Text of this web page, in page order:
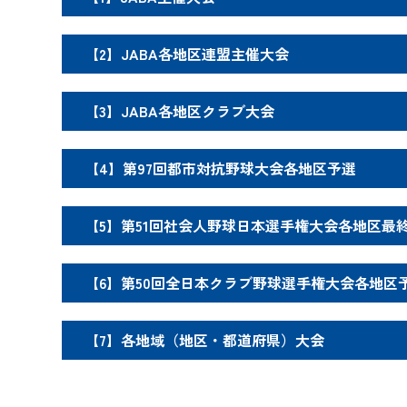
【2】JABA各地区連盟主催大会
【3】JABA各地区クラブ大会
【4】第97回都市対抗野球大会各地区予選
【5】第51回社会人野球日本選手権大会各地区最
【6】第50回全日本クラブ野球選手権大会各地区
【7】各地域（地区・都道府県）大会